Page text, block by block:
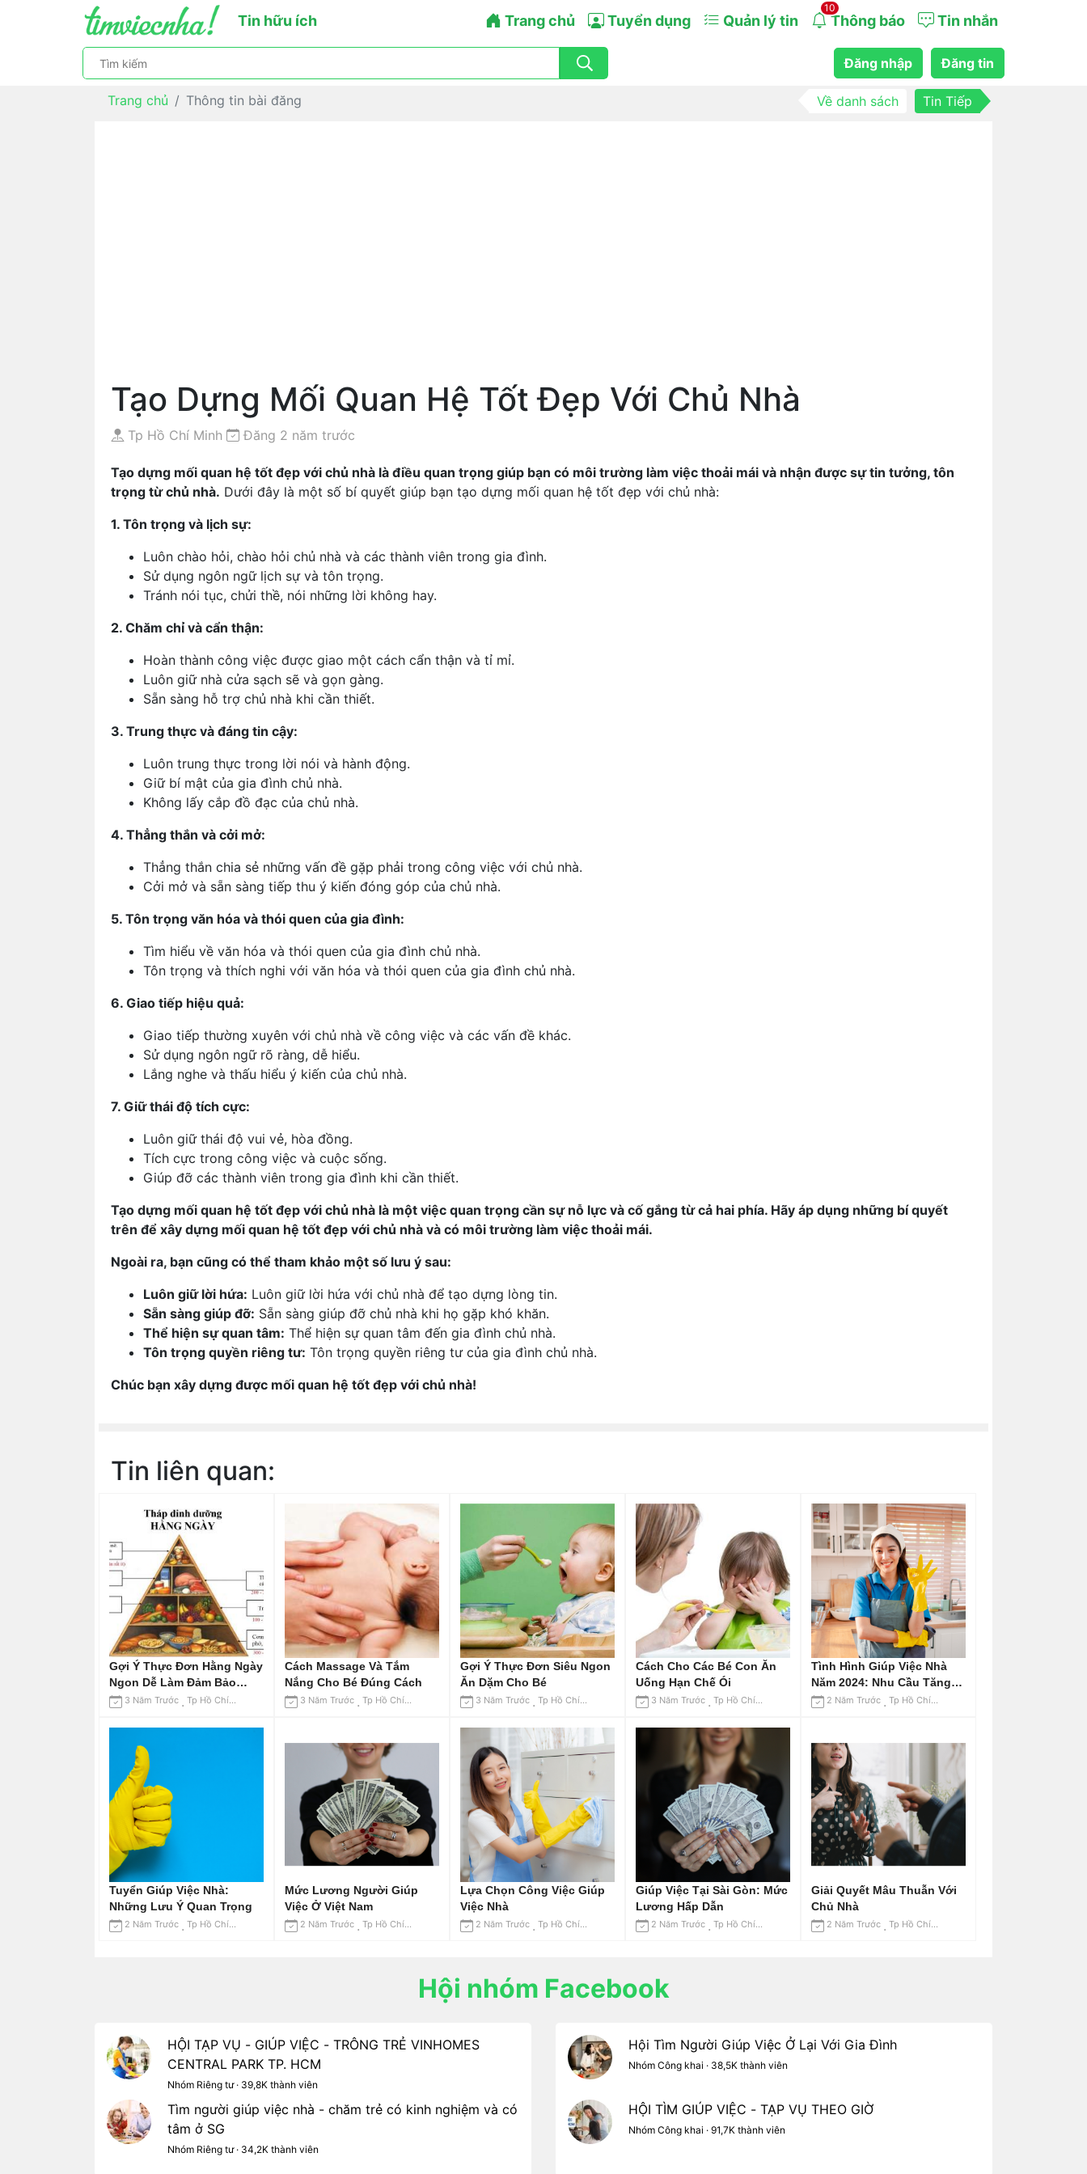
Tin hữu ích Trang chủ Tuyển dụng Quản lý tin
10
Thông báo Tin nhắn
Đăng nhập Đăng tin
Trang chủ Thông tin bài đăng Về danh sách Tin Tiếp
Tạo Dựng Mối Quan Hệ Tốt Đẹp Với Chủ Nhà
Tp Hồ Chí Minh Đăng 2 năm trước
Tạo dựng mối quan hệ tốt đẹp với chủ nhà là điều quan trọng giúp bạn có môi trường làm việc thoải mái và nhận được sự tin tưởng, tôn
trọng từ chủ nhà. Dưới đây là một số bí quyết giúp bạn tạo dựng mối quan hệ tốt đẹp với chủ nhà:
1. Tôn trọng và lịch sự:
Luôn chào hỏi, chào hỏi chủ nhà và các thành viên trong gia đình.
Sử dụng ngôn ngữ lịch sự và tôn trọng.
Tránh nói tục, chửi thề, nói những lời không hay.
2. Chăm chỉ và cẩn thận:
Hoàn thành công việc được giao một cách cẩn thận và tỉ mỉ.
Luôn giữ nhà cửa sạch sẽ và gọn gàng.
Sẵn sàng hỗ trợ chủ nhà khi cần thiết.
3. Trung thực và đáng tin cậy:
Luôn trung thực trong lời nói và hành động.
Giữ bí mật của gia đình chủ nhà.
Không lấy cắp đồ đạc của chủ nhà.
4. Thẳng thắn và cởi mở:
Thẳng thắn chia sẻ những vấn đề gặp phải trong công việc với chủ nhà.
Cởi mở và sẵn sàng tiếp thu ý kiến đóng góp của chủ nhà.
5. Tôn trọng văn hóa và thói quen của gia đình:
Tìm hiểu về văn hóa và thói quen của gia đình chủ nhà.
Tôn trọng và thích nghi với văn hóa và thói quen của gia đình chủ nhà.
6. Giao tiếp hiệu quả:
Giao tiếp thường xuyên với chủ nhà về công việc và các vấn đề khác.
Sử dụng ngôn ngữ rõ ràng, dễ hiểu.
Lắng nghe và thấu hiểu ý kiến của chủ nhà.
7. Giữ thái độ tích cực:
Luôn giữ thái độ vui vẻ, hòa đồng.
Tích cực trong công việc và cuộc sống.
Giúp đỡ các thành viên trong gia đình khi cần thiết.
Tạo dựng mối quan hệ tốt đẹp với chủ nhà là một việc quan trọng cần sự nỗ lực và cố gắng từ cả hai phía. Hãy áp dụng những bí quyết
trên để xây dựng mối quan hệ tốt đẹp với chủ nhà và có môi trường làm việc thoải mái.
Ngoài ra, bạn cũng có thể tham khảo một số lưu ý sau:
Luôn giữ lời hứa: Luôn giữ lời hứa với chủ nhà để tạo dựng lòng tin.
Sẵn sàng giúp đỡ: Sẵn sàng giúp đỡ chủ nhà khi họ gặp khó khăn.
Thể hiện sự quan tâm: Thể hiện sự quan tâm đến gia đình chủ nhà.
Tôn trọng quyền riêng tư: Tôn trọng quyền riêng tư của gia đình chủ nhà.
Chúc bạn xây dựng được mối quan hệ tốt đẹp với chủ nhà!
Tin liên quan:
Gợi Ý Thực Đơn Hằng Ngày
Ngon Dễ Làm Đảm Bảo
Dinh Dưỡng
3 Năm Trước Tp Hồ Chí Minh
Cách Massage Và Tắm
Nắng Cho Bé Đúng Cách
3 Năm Trước Tp Hồ Chí Minh
Gợi Ý Thực Đơn Siêu Ngon
Ăn Dặm Cho Bé
3 Năm Trước Tp Hồ Chí Minh
Cách Cho Các Bé Con Ăn
Uống Hạn Chế Ói
3 Năm Trước Tp Hồ Chí Minh
Tình Hình Giúp Việc Nhà
Năm 2024: Nhu Cầu Tăng
Cao2 Năm Trước Tp Hồ Chí Minh
Tuyển Giúp Việc Nhà:
Những Lưu Ý Quan Trọng
2 Năm Trước Tp Hồ Chí Minh
Mức Lương Người Giúp
Việc Ở Việt Nam
2 Năm Trước Tp Hồ Chí Minh
Lựa Chọn Công Việc Giúp
Việc Nhà
2 Năm Trước Tp Hồ Chí Minh
Giúp Việc Tại Sài Gòn: Mức
Lương Hấp Dẫn
2 Năm Trước Tp Hồ Chí Minh
Giải Quyết Mâu Thuẫn Với
Chủ Nhà
2 Năm Trước Tp Hồ Chí Minh
Hội nhóm Facebook
HỘI TẠP VỤ - GIÚP VIỆC - TRÔNG TRẺ VINHOMES
CENTRAL PARK TP. HCM
Nhóm Riêng tư · 39,8K thành viên
Tìm người giúp việc nhà - chăm trẻ có kinh nghiệm và có
tâm ở SG
Nhóm Riêng tư · 34,2K thành viên
Hội Tìm Người Giúp Việc Ở Lại Với Gia Đình
Nhóm Công khai · 38,5K thành viên
HỘI TÌM GIÚP VIỆC - TẠP VỤ THEO GIỜ
Nhóm Công khai · 91,7K thành viên